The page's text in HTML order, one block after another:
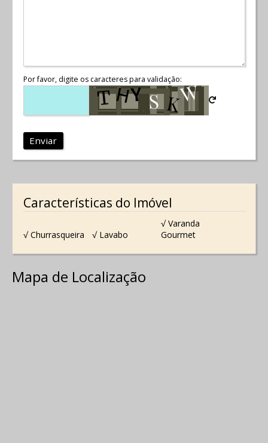
Por favor, digite os caracteres para validação:
Enviar
Características do Imóvel
√ Churrasqueira √ Lavabo
√ Varanda
Gourmet
Mapa de Localização